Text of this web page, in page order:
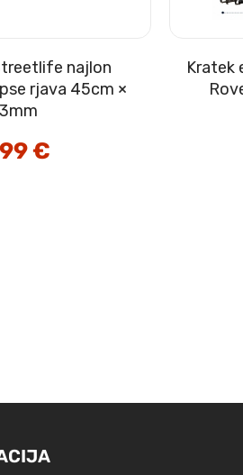
najlon
rjava 45cm ×
€
Kratek